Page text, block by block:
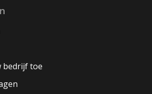
bedrijf toe